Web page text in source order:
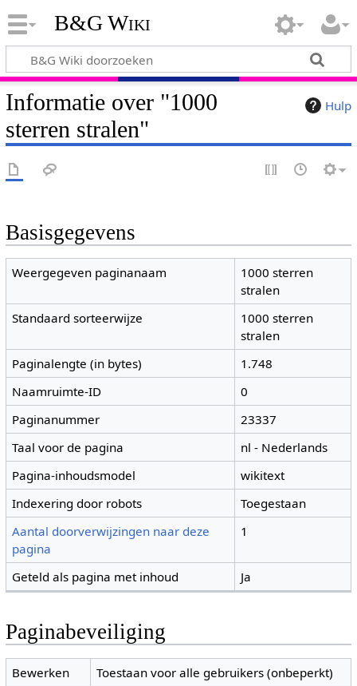
B&G Wiki
Hulp
Informatie over "1000
sterren stralen"
Basisgegevens
Weergegeven paginanaam
1000 sterren
stralen
Standaard sorteerwijze
1000 sterren
stralen
Paginalengte (in bytes)
1.748
Naamruimte-ID
0
Paginanummer
23337
Taal voor de pagina
nl - Nederlands
Pagina-inhoudsmodel
wikitext
Indexering door robots
Toegestaan
Aantal doorverwijzingen naar deze
pagina
1
Geteld als pagina met inhoud Ja
Paginabeveiliging
Bewerken
Toestaan voor alle gebruikers (onbeperkt)